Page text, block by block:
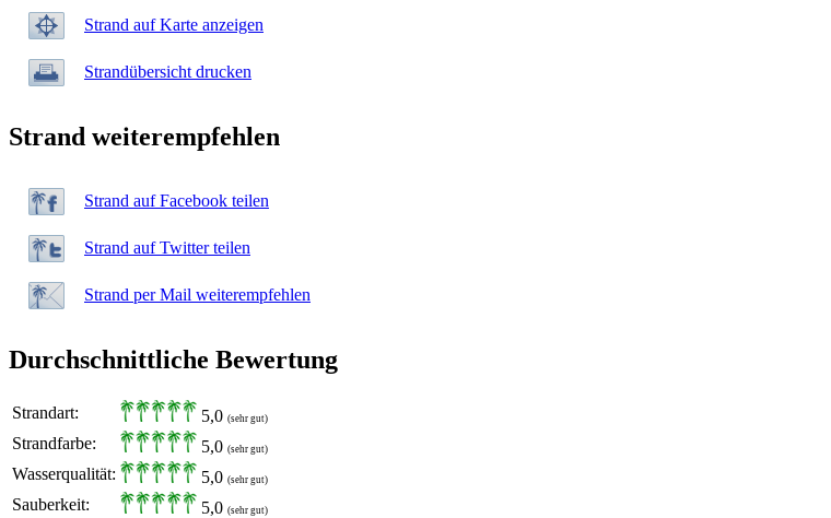
Strand auf Karte anzeigen
Strandübersicht drucken
Strand weiterempfehlen
Strand auf Facebook teilen
Strand auf Twitter teilen
Strand per Mail weiterempfehlen
Durchschnittliche Bewertung
Strandart: 5,0 (sehr gut)
Strandfarbe: 5,0 (sehr gut)
Wasserqualität: 5,0 (sehr gut)
Sauberkeit: 5,0 (sehr gut)